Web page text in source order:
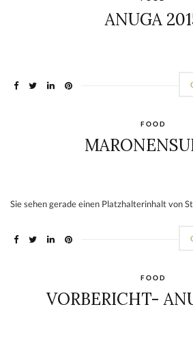
ANUGA
FOOD
Sie sehen gerade einen Platzhalterinhalt von
FOOD
VORBERICHT-